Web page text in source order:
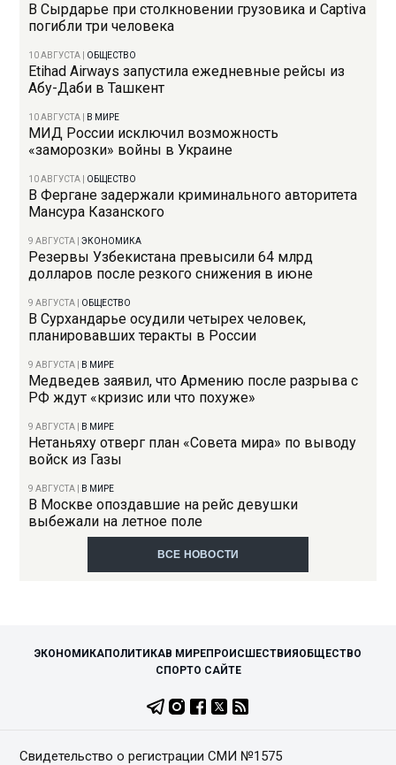
В Сырдарье при столкновении грузовика и Captiva
погибли три человека
10 АВГУСТА ОБЩЕСТВО
Etihad Airways запустила ежедневные рейсы из
Абу-Даби в Ташкент
10 АВГУСТА В МИРЕ
МИД России исключил возможность
«заморозки» войны в Украине
10 АВГУСТА ОБЩЕСТВО
В Фергане задержали криминального авторитета
Мансура Казанского
9 АВГУСТА |ЭКОНОМИКА
Резервы Узбекистана превысили 64 млрд
долларов после резкого снижения в июне
9 АВГУСТА ОБЩЕСТВО
В Сурхандарье осудили четырех человек,
планировавших теракты в России
9 АВГУСТА В МИРЕ
Медведев заявил, что Армению после разрыва с
РФ ждут «кризис или что похуже»
9 АВГУСТА В МИРЕ
Нетаньяху отверг план «Совета мира» по выводу
войск из Газы
9 АВГУСТА В МИРЕ
В Москве опоздавшие на рейс девушки
выбежали на летное поле
ВСЕ НОВОСТИ
ЭКОНОМИКАПОЛИТИКАВ МИРЕПРОИСШЕСТВИЯ ОБЩЕСТВО
СПОРТО САЙТЕ
Свидетельство о регистрации СМИ №1575